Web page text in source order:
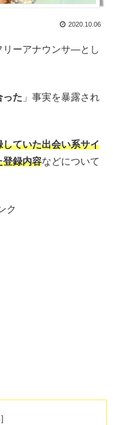
2020.10.06
リーアナウンサ―とし
った 」事実を暴露され
ていた出会い系サイ
登録内容などについて
ク